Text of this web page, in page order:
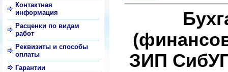
Контактная
информация
Расценки по видам
работ
Реквизиты и способы
оплаты
Гарантии
ЗИП